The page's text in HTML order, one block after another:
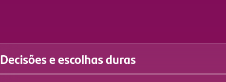
Decisões e escolhas duras